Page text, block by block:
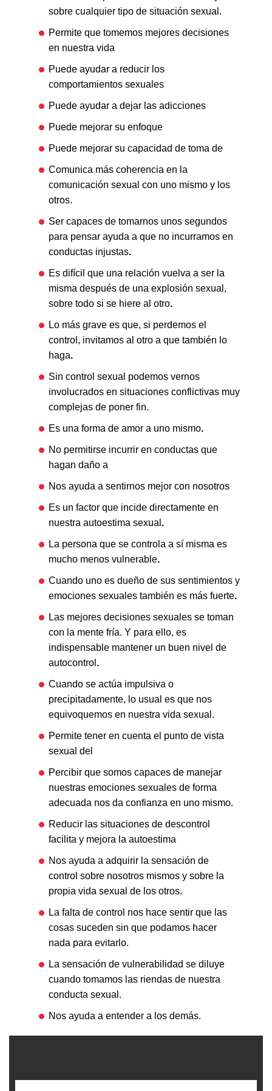
sobre cualquier tipo de situación sexual.
Permite que tomemos mejores decisiones
en nuestra vida
Puede ayudar a reducir los
comportamientos sexuales
Puede ayudar a dejar las adicciones
Puede mejorar su enfoque
Puede mejorar su capacidad de toma de
Comunica más coherencia en la
comunicación sexual con uno mismo y los
otros.
Ser capaces de tomarnos unos segundos
para pensar ayuda a que no incurramos en
conductas injustas.
Es difícil que una relación vuelva a ser la
misma después de una explosión sexual,
sobre todo si se hiere al otro.
Lo más grave es que, si perdemos el
control, invitamos al otro a que también lo
haga.
Sin control sexual podemos vernos
involucrados en situaciones conflictivas muy
complejas de poner fin.
Es una forma de amor a uno mismo.
No permitirse incurrir en conductas que
hagan daño a
Nos ayuda a sentirnos mejor con nosotros
Es un factor que incide directamente en
nuestra autoestima sexual .
La persona que se controla a sí misma es
mucho menos vulnerable.
Cuando uno es dueño de sus sentimientos y
emociones sexuales también es más fuerte.
Las mejores decisiones sexuales se toman
con la mente fría. Y para ello, es
indispensable mantener un buen nivel de
autocontrol .
Cuando se actúa impulsiva o
precipitadamente, lo usual es que nos
equivoquemos en nuestra vida sexual.
Permite tener en cuenta el punto de vista
sexual del
Percibir que somos capaces de manejar
nuestras emociones sexuales de forma
adecuada nos da confianza en uno mismo.
Reducir las situaciones de descontrol
facilita y mejora la autoestima
Nos ayuda a adquirir la sensación de
control sobre nosotros mismos y sobre la
propia vida sexual de los otros.
La falta de control nos hace sentir que las
cosas suceden sin que podamos hacer
nada para evitarlo.
La sensación de vulnerabilidad se diluye
cuando tomamos las riendas de nuestra
conducta sexual.
Nos ayuda a entender a los demás.